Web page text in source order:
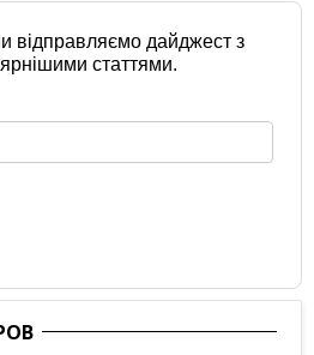
відправляємо дайджест з
статтями.